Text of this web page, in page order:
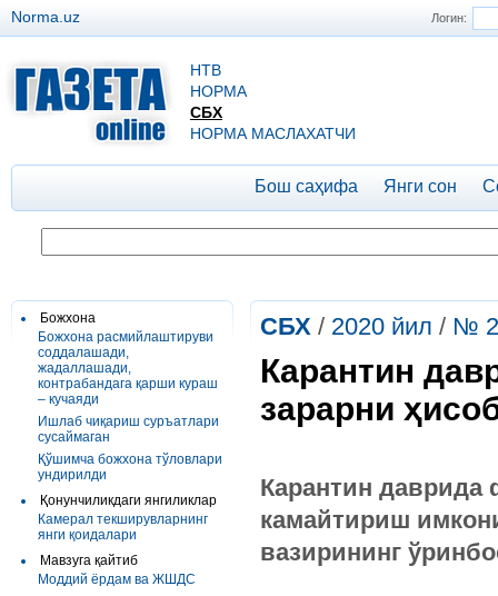
Логин:
Norma.uz
НТВ
НОРМА
СБХ
НОРМА МАСЛАХАТЧИ
Бош саҳифа Янги сон
Божхона
Божхона расмийлаштируви
соддалашади,
жадаллашади,
контрабандага қарши кураш
– кучаяди
Ишлаб чиқариш суръатлари
сусаймаган
Қўшимча божхона тўловлари
ундирилди
Қонунчиликдаги янгиликлар
Камерал текширувларнинг
янги қоидалари
Мавзуга қайтиб
Моддий ёрдам ва ЖШДС
СБХ / 2020 йил / №
Карантин
зарарни
Карантин даврида
камайтириш
вазирининг